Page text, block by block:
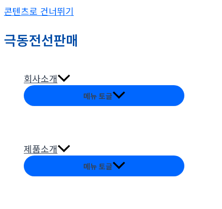
콘텐츠로 건너뛰기
극동전선판매
회사소개
메뉴 토글
제품소개
메뉴 토글